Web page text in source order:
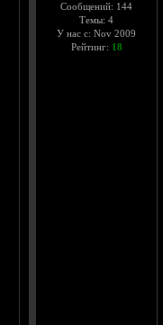
Сообщений: 144
Темы: 4
У нас с: Nov 2009
Рейтинг: 18